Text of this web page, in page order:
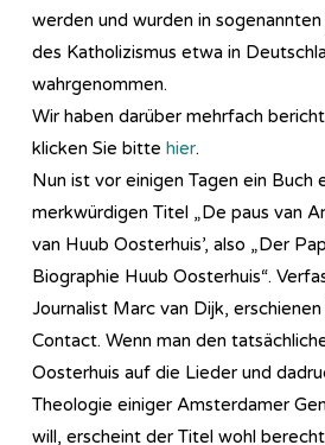
werden und wurden in
des Katholizismus etwa in
wahrgenommen.
Wir haben darüber mehrfach
klicken Sie bitte hier.
Nun ist vor einigen Tagen ein Buch
merkwürdigen Titel „De paus van
van Huub Oosterhuis’, also „Der
Biographie Huub Oosterhuis“.
Journalist Marc van Dijk,
Contact. Wenn man den
Oosterhuis auf die Lieder und
Theologie einiger Amsterdamer
will, erscheint der Titel wohl